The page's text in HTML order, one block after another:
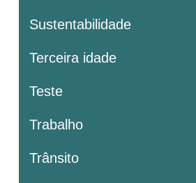
Sustentabilidade
Terceira idade
Teste
Trabalho
Trânsito